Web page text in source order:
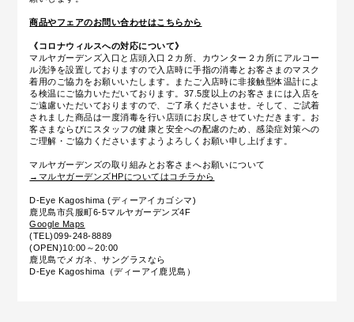
商品やフェアのお問い合わせはこちらから
《コロナウィルスへの対応について》
マルヤガーデンズ入口と店頭入口２カ所、カウンター２カ所にアルコー
ル洗浄を設置しておりますので入店時に手指の消毒とお客さまのマスク
着用のご協力をお願いいたします。またご入店時に非接触型体温計によ
る検温にご協力いただいております。37.5度以上のお客さまには入店を
ご遠慮いただいておりますので、ご了承くださいませ。そして、ご試着
されました商品は一度消毒を行い店頭にお戻しさせていただきます。お
客さまならびにスタッフの健康と安全への配慮のため、感染症対策への
ご理解・ご協力くださいますようよろしくお願い申し上げます。
マルヤガーデンズの取り組みとお客さまへお願いについて
→マルヤガーデンズHPについてはコチラから
D-Eye Kagoshima (ディーアイカゴシマ)
鹿児島市呉服町6-5マルヤガーデンズ4F
Google Maps
(TEL)099-248-8889
(OPEN)10:00～20:00
鹿児島でメガネ、サングラスなら
D-Eye Kagoshima（ディーアイ鹿児島）